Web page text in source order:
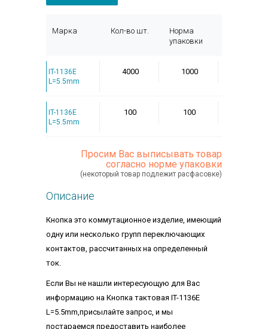
Марка Кол-во шт.
Норма
упаковки
IT-1136E
L=5.5mm
4000 1000
IT-1136E
L=5.5mm
100 100
Просим Вас выписывать товар
согласно норме упаковки
(некоторый товар подлежит расфасовке)
Описание
Кнопка это коммутационное изделие, имеющий
одну или несколько групп переключающих
контактов, рассчитанных на определенный
ток.
Если Вы не нашли интересующую для Вас
информацию на Кнопка тактовая IT-1136E
L=5.5mm,присылайте запрос, и мы
постараемся предоставить наиболее